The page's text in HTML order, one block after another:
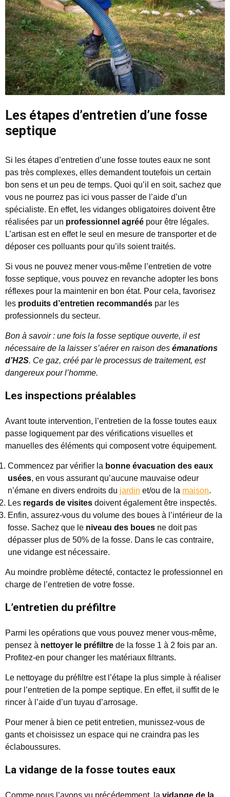
Les étapes d’entretien d’une fosse
septique
Si les étapes d’entretien d’une fosse toutes eaux ne sont
pas très complexes, elles demandent toutefois un certain
bon sens et un peu de temps. Quoi qu’il en soit, sachez que
vous ne pourrez pas ici vous passer de l’aide d’un
spécialiste. En effet, les vidanges obligatoires doivent être
réalisées par un professionnel agréé pour être légales.
L’artisan est en effet le seul en mesure de transporter et de
déposer ces polluants pour qu’ils soient traités.
Si vous ne pouvez mener vous-même l’entretien de votre
fosse septique, vous pouvez en revanche adopter les bons
réflexes pour la maintenir en bon état. Pour cela, favorisez
les produits d’entretien recommandés par les
professionnels du secteur.
Bon à savoir : une fois la fosse septique ouverte, il est
nécessaire de la laisser s’aérer en raison des émanations
d’H2S. Ce gaz, créé par le processus de traitement, est
dangereux pour l’homme.
Les inspections préalables
Avant toute intervention, l’entretien de la fosse toutes eaux
passe logiquement par des vérifications visuelles et
manuelles des éléments qui composent votre équipement.
Commencez par vérifier la bonne évacuation des eaux
usées, en vous assurant qu’aucune mauvaise odeur
n’émane en divers endroits du jardin et/ou de la maison.
Les regards de visites doivent également être inspectés.
Enfin, assurez-vous du volume des boues à l’intérieur de la
fosse. Sachez que le niveau des boues ne doit pas
dépasser plus de 50% de la fosse. Dans le cas contraire,
une vidange est nécessaire.
Au moindre problème détecté, contactez le professionnel en
charge de l’entretien de votre fosse.
L’entretien du préfiltre
Parmi les opérations que vous pouvez mener vous-même,
pensez à nettoyer le préfiltre de la fosse 1 à 2 fois par an.
Profitez-en pour changer les matériaux filtrants.
Le nettoyage du préfiltre est l’étape la plus simple à réaliser
pour l’entretien de la pompe septique. En effet, il suffit de le
rincer à l’aide d’un tuyau d’arrosage.
Pour mener à bien ce petit entretien, munissez-vous de
gants et choisissez un espace qui ne craindra pas les
éclaboussures.
La vidange de la fosse toutes eaux
Comme nous l’avons vu précédemment, la vidange de la